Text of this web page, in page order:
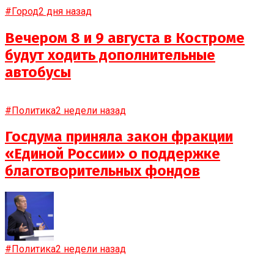
#Город2 дня назад
Вечером 8 и 9 августа в Костроме
будут ходить дополнительные
автобусы
#Политика2 недели назад
Госдума приняла закон фракции
«Единой России» о поддержке
благотворительных фондов
#Политика2 недели назад